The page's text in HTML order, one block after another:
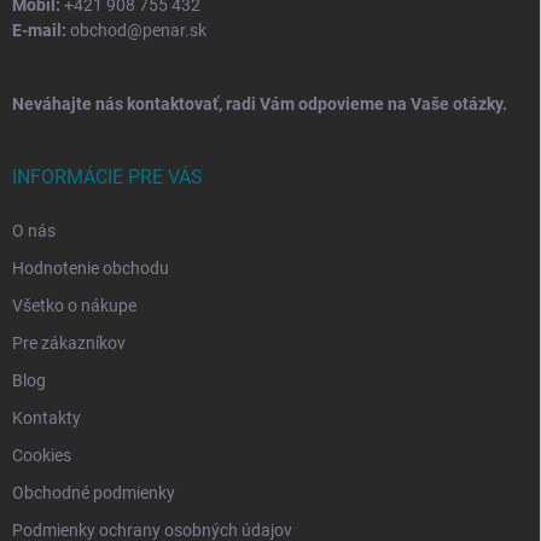
Mobil: +421 908 755 432
E-mail: obchod@penar.sk
Neváhajte nás kontaktovať, radi Vám odpovieme na Vaše otázky.
INFORMÁCIE PRE VÁS
O nás
Hodnotenie obchodu
Všetko o nákupe
Pre zákazníkov
Blog
Kontakty
Cookies
Obchodné podmienky
Podmienky ochrany osobných údajov